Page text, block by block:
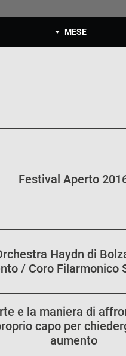
MESE
Festival Aperto
Haydn di
/ Coro Filarmonico
e la maniera di
capo per
aumento